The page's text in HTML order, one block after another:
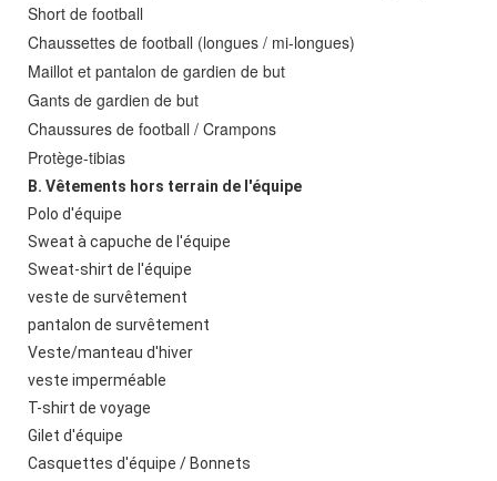
Short de football
Chaussettes de football (longues / mi-longues)
Maillot et pantalon de gardien de but
Gants de gardien de but
Chaussures de football / Crampons
Protège-tibias
B. Vêtements hors terrain de l'équipe
Polo d'équipe
Sweat à capuche de l'équipe
Sweat-shirt de l'équipe
veste de survêtement
pantalon de survêtement
Veste/manteau d'hiver
veste imperméable
T-shirt de voyage
Gilet d'équipe
Casquettes d'équipe / Bonnets